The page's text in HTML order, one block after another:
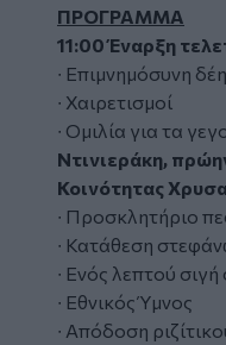
ΠΡΟΓΡΑΜΜΑ
11:00 Έναρξη
∙ Επιμνημόσυνη
∙ Χαιρετισμοί
∙ Ομιλία για τα
Ντινιεράκη,
Κοινότητας
∙ Προσκλητήριο
∙ Κατάθεση
∙ Ενός λεπτού
∙ Εθνικός Ύμνος
∙ Απόδοση